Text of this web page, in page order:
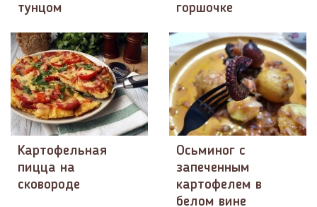
тунцом
горшочке
Картофельная
пицца на
сковороде
Осьминог с
запеченным
картофелем в
белом вине